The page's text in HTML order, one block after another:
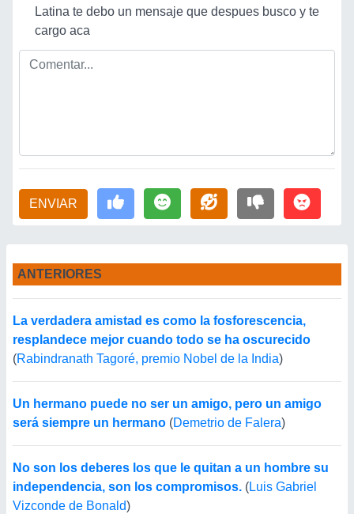
Latina te debo un mensaje que despues busco y te
cargo aca
ENVIAR
ANTERIORES
La verdadera amistad es como la fosforescencia,
resplandece mejor cuando todo se ha oscurecido
(Rabindranath Tagoré, premio Nobel de la India)
Un hermano puede no ser un amigo, pero un amigo
será siempre un hermano (Demetrio de Falera)
No son los deberes los que le quitan a un hombre su
independencia, son los compromisos. (Luis Gabriel
Vizconde de Bonald)